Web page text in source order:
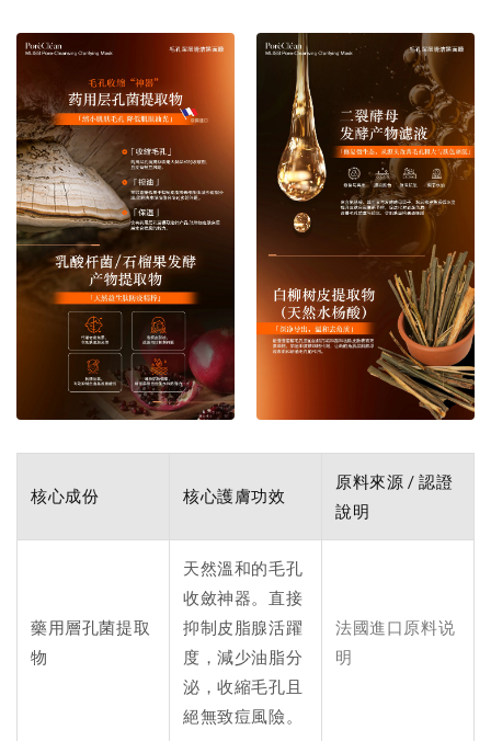
核心成份 核心護膚功效
原料來源 / 認證
說明
藥用層孔菌提取
物
天然溫和的毛孔
收斂神器。直接
抑制皮脂腺活躍
度，減少油脂分
泌，收縮毛孔且
絕無致痘風險。
法國進口原料说
明